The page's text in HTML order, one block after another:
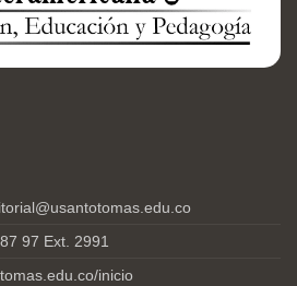
97 Ext. 2991
inicio